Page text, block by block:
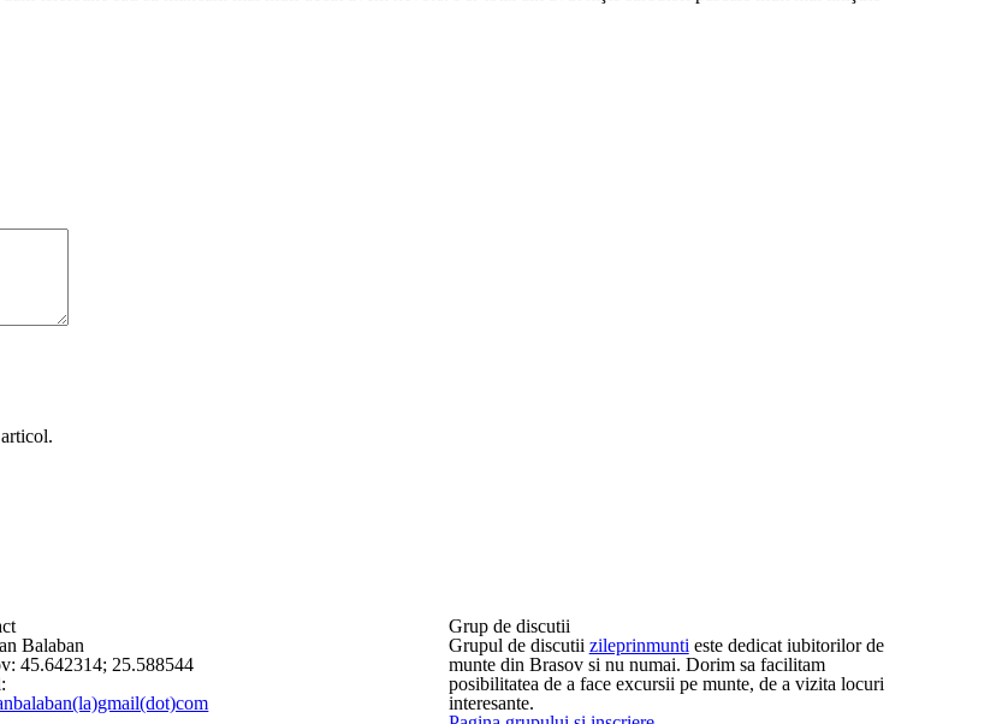
Balaban
45.642314; 25.588544
Grup de discutii
Grupul de discutii zileprinmunti este dedicat iubitorilor de
munte din Brasov si nu numai. Dorim sa facilitam
posibilitatea de a face excursii pe munte, de a vizita locuri
interesante.